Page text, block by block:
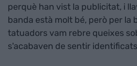
perquè han vist la publicitat, i
banda està molt bé, però per la
tatuadors vam rebre queixes
s'acabaven de sentir